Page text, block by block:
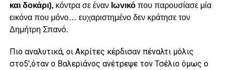
και δοκάρι), κόντρα σε έναν Ιωνικό που παρουσίασε μία
εικόνα που μόνο… ευχαριστημένο δεν κράτησε τον
Δημήτρη Σπανό.
Πιο αναλυτικά, οι Ακρίτες κέρδισαν πέναλτι μόλις
στο5′,όταν ο Βαλεριάνος ανέτρεψε τον Τσέλιο όμως ο